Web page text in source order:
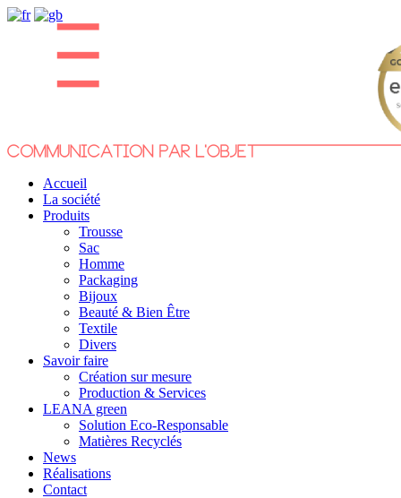
Accueil
La société
Produits
Trousse
Sac
Homme
Packaging
Bijoux
Beauté & Bien Être
Textile
Divers
Savoir faire
Création sur mesure
Production & Services
LEANA green
Solution Eco-Responsable
Matières Recyclés
News
Réalisations
Contact